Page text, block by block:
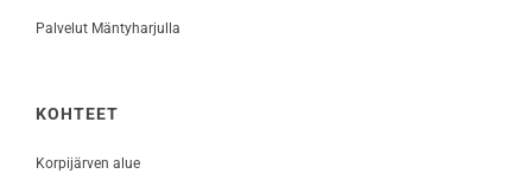
Palvelut Mäntyharjulla
KOHTEET
Korpijärven alue